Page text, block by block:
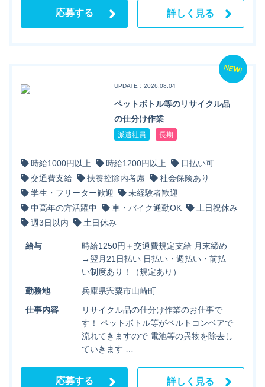
応募する 詳しく見る
NEW!
UPDATE：2026.08.04
ペットボトル等のリサイクル品
の仕分け作業
派遣社員 長期
時給1000円以上 時給1200円以上
日払い可
交通費支給
扶養控除内考慮
社会保険あり
学生・フリーター歓迎
未経験者歓迎
中高年の方活躍中
車・バイク通勤OK
土日祝休み
週3日以内
土日休み
給与
時給1250円＋交通費規定支給 月末締め
→翌月21日払い 日払い・週払い・前払
い制度あり！（規定あり）
勤務地
兵庫県宍粟市山崎町
仕事内容
リサイクル品の仕分け作業のお仕事で
す！ ペットボトル等がベルトコンベアで
流れてきますので 電池等の異物を除去し
ていきます …
応募する 詳しく見る